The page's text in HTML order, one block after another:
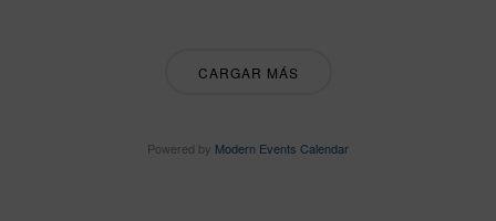
CARGAR MÁS
Powered by Modern Events Calendar